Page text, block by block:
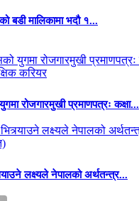
बडी मालिकामा भदौ १...
रोजगारमुखी प्रमाणपत्रः कक्षा...
लक्ष्यले नेपालको अर्थतन्त्र...